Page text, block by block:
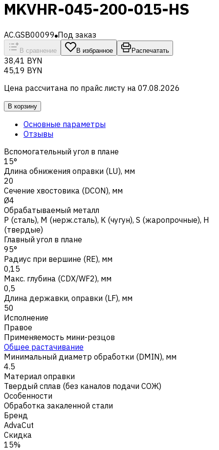
MKVHR-045-200-015-HS
AC.GSB00099 Под заказ
В сравнение В избранное Распечатать
38,41 BYN
45,19 BYN
Цена рассчитана по прайс листу на 07.08.2026
В корзину
Основные параметры
Отзывы
Вспомогательный угол в плане
15°
Длина обнижения оправки (LU), мм
20
Сечение хвостовика (DCON), мм
Ø4
Обрабатываемый металл
Р (сталь), M (нерж.сталь), K (чугун), S (жаропрочные), H
(твердые)
Главный угол в плане
95°
Радиус при вершине (RE), мм
0,15
Макс. глубина (CDX/WF2), мм
0,5
Длина державки, оправки (LF), мм
50
Исполнение
Правое
Применяемость мини-резцов
Общее растачивание
Минимальный диаметр обработки (DMIN), мм
4.5
Материал оправки
Твердый сплав (без каналов подачи СОЖ)
Особенности
Обработка закаленной стали
Бренд
AdvaCut
Скидка
15%